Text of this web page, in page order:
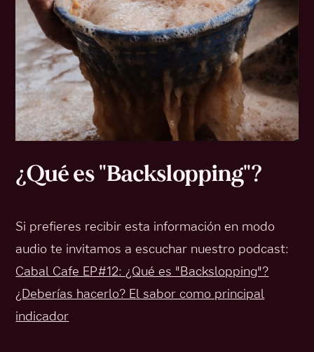
¿Qué es "Backslopping"?
Si prefieres recibir esta información en modo
audio te invitamos a escuchar nuestro podcast:
Cabal Cafe EP#12: ¿Qué es "Backslopping"?
¿Deberías hacerlo? El sabor como principal
indicador